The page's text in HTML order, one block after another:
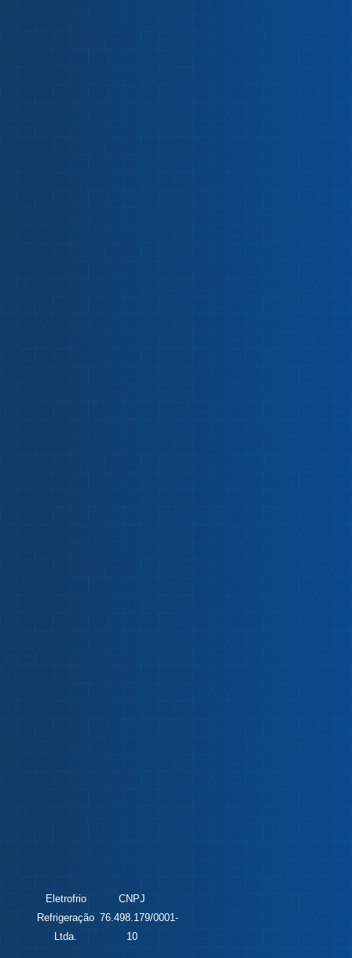
Eletrofrio
Refrigeração
Ltda.
CNPJ
76.498.179/0001-
10